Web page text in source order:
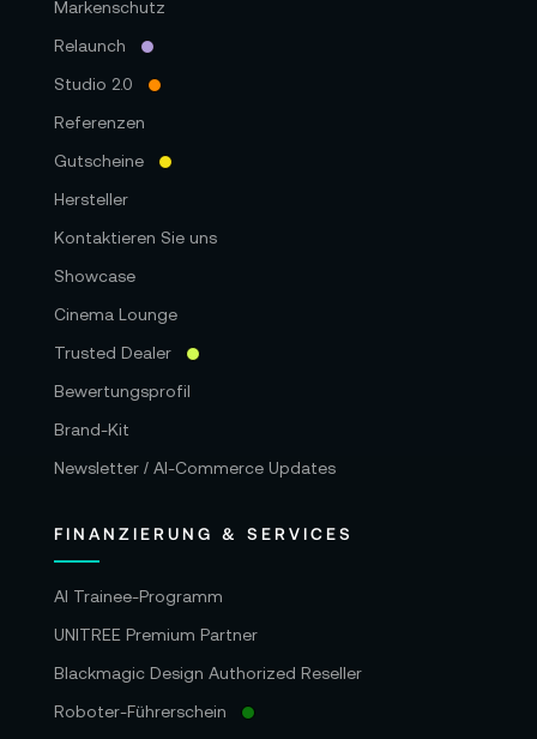
Markenschutz
Relaunch
Studio 2.0
Referenzen
Gutscheine
Hersteller
Kontaktieren Sie uns
Showcase
Cinema Lounge
Trusted Dealer
Bewertungsprofil
Brand-Kit
Newsletter / AI-Commerce Updates
FINANZIERUNG & SERVICES
AI Trainee-Programm
UNITREE Premium Partner
Blackmagic Design Authorized Reseller
Roboter-Führerschein